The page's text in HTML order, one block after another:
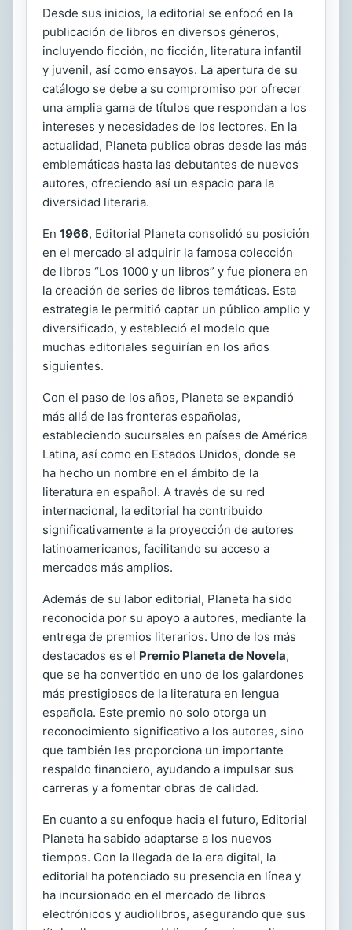
Desde sus inicios, la editorial se enfocó en la
publicación de libros en diversos géneros,
incluyendo ficción, no ficción, literatura infantil
y juvenil, así como ensayos. La apertura de su
catálogo se debe a su compromiso por ofrecer
una amplia gama de títulos que respondan a los
intereses y necesidades de los lectores. En la
actualidad, Planeta publica obras desde las más
emblemáticas hasta las debutantes de nuevos
autores, ofreciendo así un espacio para la
diversidad literaria.
En 1966, Editorial Planeta consolidó su posición
en el mercado al adquirir la famosa colección
de libros “Los 1000 y un libros” y fue pionera en
la creación de series de libros temáticas. Esta
estrategia le permitió captar un público amplio y
diversificado, y estableció el modelo que
muchas editoriales seguirían en los años
siguientes.
Con el paso de los años, Planeta se expandió
más allá de las fronteras españolas,
estableciendo sucursales en países de América
Latina, así como en Estados Unidos, donde se
ha hecho un nombre en el ámbito de la
literatura en español. A través de su red
internacional, la editorial ha contribuido
significativamente a la proyección de autores
latinoamericanos, facilitando su acceso a
mercados más amplios.
Además de su labor editorial, Planeta ha sido
reconocida por su apoyo a autores, mediante la
entrega de premios literarios. Uno de los más
destacados es el Premio Planeta de Novela,
que se ha convertido en uno de los galardones
más prestigiosos de la literatura en lengua
española. Este premio no solo otorga un
reconocimiento significativo a los autores, sino
que también les proporciona un importante
respaldo financiero, ayudando a impulsar sus
carreras y a fomentar obras de calidad.
En cuanto a su enfoque hacia el futuro, Editorial
Planeta ha sabido adaptarse a los nuevos
tiempos. Con la llegada de la era digital, la
editorial ha potenciado su presencia en línea y
ha incursionado en el mercado de libros
electrónicos y audiolibros, asegurando que sus